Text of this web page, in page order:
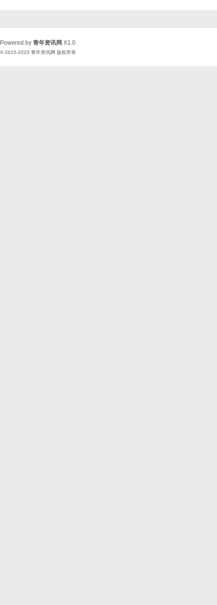
Powered by 青年资讯网 X1.0
© 2015-2020 青年资讯网 版权所有